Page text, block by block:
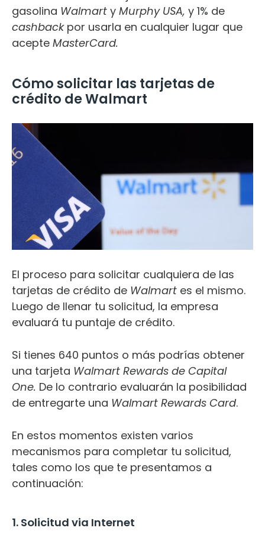
gasolina Walmart y Murphy USA, y 1% de
cashbackpor usarla en cualquier lugar que
acepte MasterCard.
Cómo solicitar las tarjetas de
crédito de Walmart
El proceso para solicitar cualquiera de las
tarjetas de crédito de Walmart es el mismo.
Luego de llenar tu solicitud, la empresa
evaluará tu puntaje de crédito.
Si tienes 640 puntos o más podrías obtener
una tarjeta Walmart Rewards de Capital
One. De lo contrario evaluarán la posibilidad
de entregarte una Walmart Rewards Card.
En estos momentos existen varios
mecanismos para completar tu solicitud,
tales como los que te presentamos a
continuación:
1. Solicitud via Internet